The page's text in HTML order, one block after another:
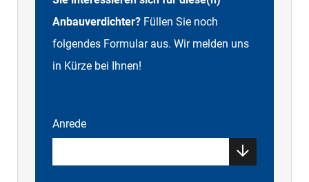
Anbauverdichter? Füllen Sie noch
folgendes Formular aus. Wir melden uns
in Kürze bei Ihnen!
Anrede